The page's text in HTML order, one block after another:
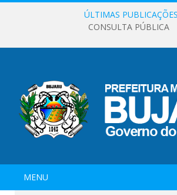
ÚLTIMAS
CONSULTA PÚBLICA
MENU